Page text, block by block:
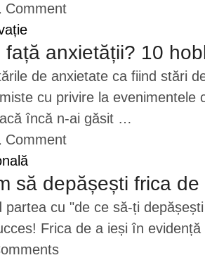
Comment
față anxietății? 10
de anxietate ca fiind stări
cu privire la
încă n-ai găsit …
Comment
să depășești frica
partea cu "de ce să-ți
Frica de a ieși în